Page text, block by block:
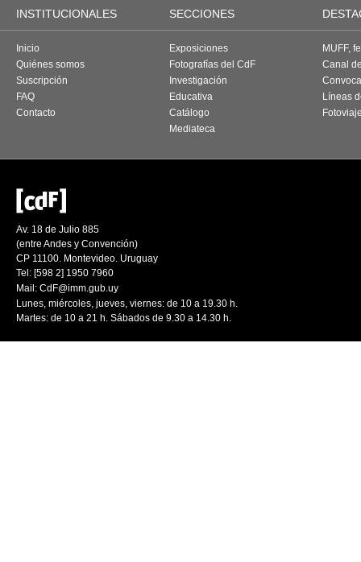
INSTITUCIONALES SECCIONES
Inicio
Quiénes somos
Suscripción
FAQ
Contacto
Exposiciones
Fotografías del CdF
Investigación
Educativa
Catálogo
Mediateca
MUFF,
Canal
Líneas
Av. 18 de Julio 885
(entre Andes y Convención)
CP 11100. Montevideo. Uruguay
Tel: [598 2] 1950 7960
Mail: CdF@imm.gub.uy
Lunes, miércoles, jueves, viernes: de 10 a 19.30 h.
Martes: de 10 a 21 h. Sábados de 9.30 a 14.30 h.